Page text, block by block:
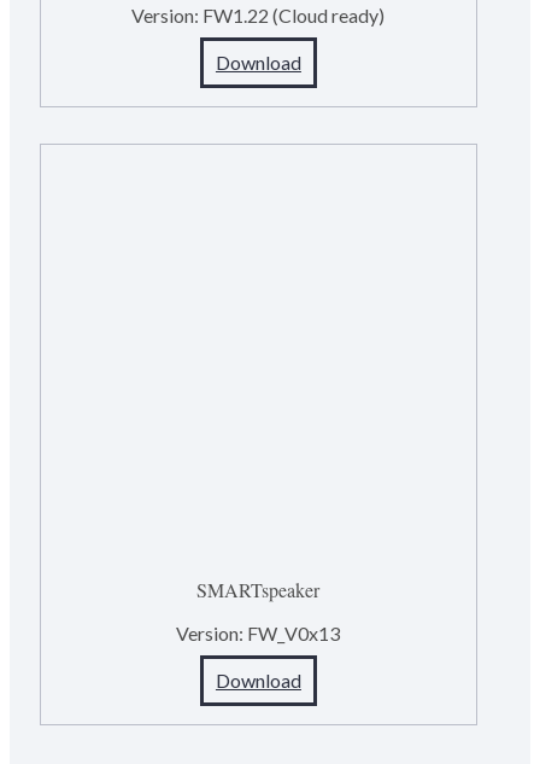
Version: FW1.22 (Cloud ready)
Download
SMARTspeaker
Version: FW_V0x13
Download